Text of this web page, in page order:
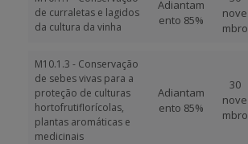
de curraletas e lagidos
da cultura da vinha
Adiantam
ento 85%
nove
mbro
M10.1.3 - Conservação
de sebes vivas para a
proteção de culturas
hortofrutiflorícolas,
plantas aromáticas e
medicinais
Adiantam
ento 85%
30
nove
mbro